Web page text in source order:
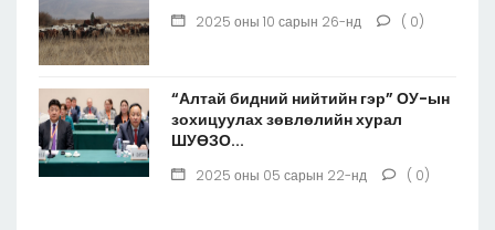
2025 оны 10 сарын 26-нд ( 0)
“Алтай бидний нийтийн гэр” ОУ-ын
зохицуулах зөвлөлийн хурал
ШУӨЗО...
2025 оны 05 сарын 22-нд ( 0)